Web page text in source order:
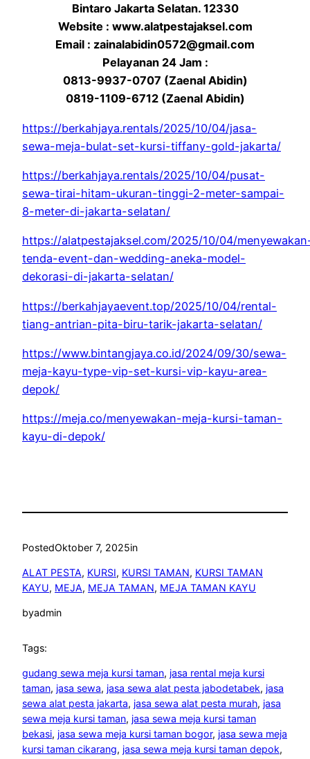
Bintaro Jakarta Selatan. 12330
Website : www.alatpestajaksel.com
Email : zainalabidin0572@gmail.com
Pelayanan 24 Jam :
0813-9937-0707 (Zaenal Abidin)
0819-1109-6712 (Zaenal Abidin)
https://berkahjaya.rentals/2025/10/04/jasa-
sewa-meja-bulat-set-kursi-tiffany-gold-jakarta/
https://berkahjaya.rentals/2025/10/04/pusat-
sewa-tirai-hitam-ukuran-tinggi-2-meter-sampai-
8-meter-di-jakarta-selatan/
https://alatpestajaksel.com/2025/10/04/
tenda-event-dan-wedding-aneka-model-
dekorasi-di-jakarta-selatan/
https://berkahjayaevent.top/2025/10/04/rental-
tiang-antrian-pita-biru-tarik-jakarta-selatan/
https://www.bintangjaya.co.id/2024/09/30/sewa-
meja-kayu-type-vip-set-kursi-vip-kayu-area-
depok/
https://meja.co/menyewakan-meja-kursi-taman-
kayu-di-depok/
PostedOktober 7, 2025in
ALAT PESTA, KURSI, KURSI TAMAN, KURSI TAMAN
KAYU, MEJA, MEJA TAMAN, MEJA TAMAN KAYU
byadmin
Tags:
gudang sewa meja kursi taman, jasa rental meja kursi
taman, jasa sewa, jasa sewa alat pesta jabodetabek, jasa
sewa alat pesta jakarta, jasa sewa alat pesta murah, jasa
sewa meja kursi taman, jasa sewa meja kursi taman
bekasi, jasa sewa meja kursi taman bogor, jasa sewa meja
kursi taman cikarang, jasa sewa meja kursi taman depok